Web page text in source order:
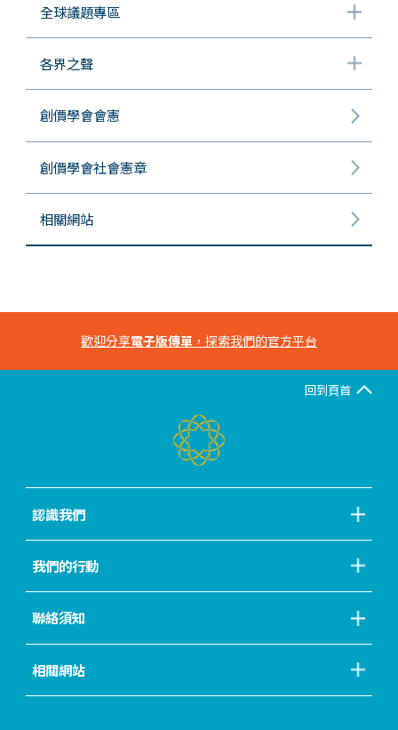
全球議題專區
各界之聲
創價學會會憲
創價學會社會憲章
相關網站
歡迎分享電子版傳單 ，探索我們的官方平台
回到頁首
認識我們
我們的行動
聯絡須知
相關網站